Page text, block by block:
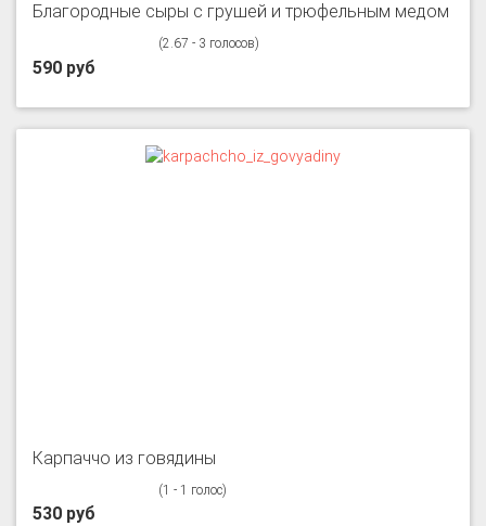
Благородные сыры с грушей и трюфельным медом
(2.67 - 3 голосов)
590 руб
Карпаччо из говядины
(1 - 1 голос)
530 руб